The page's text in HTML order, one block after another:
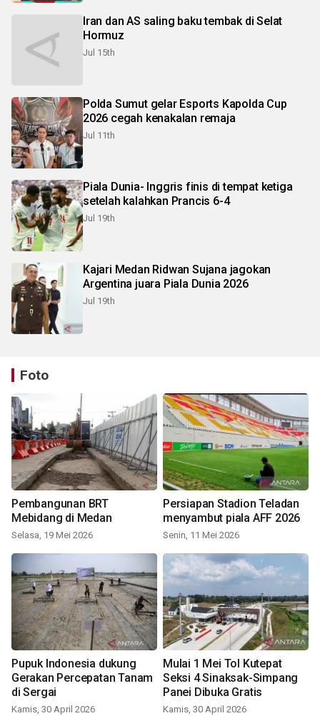
Iran dan AS saling baku tembak di Selat
Hormuz
Jul 15th
Polda Sumut gelar Esports Kapolda Cup
2026 cegah kenakalan remaja
Jul 11th
Piala Dunia- Inggris finis di tempat ketiga
setelah kalahkan Prancis 6-4
Jul 19th
Kajari Medan Ridwan Sujana jagokan
Argentina juara Piala Dunia 2026
Jul 19th
Foto
Pembangunan BRT
Mebidang di Medan
Selasa, 19 Mei 2026
Persiapan Stadion Teladan
menyambut piala AFF 2026
Senin, 11 Mei 2026
Pupuk Indonesia dukung
Gerakan Percepatan Tanam
di Sergai
Kamis, 30 April 2026
Mulai 1 Mei Tol Kutepat
Seksi 4 Sinaksak-Simpang
Panei Dibuka Gratis
Kamis, 30 April 2026